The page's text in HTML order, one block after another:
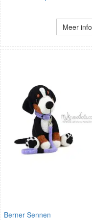
Meer info
Berner Sennen